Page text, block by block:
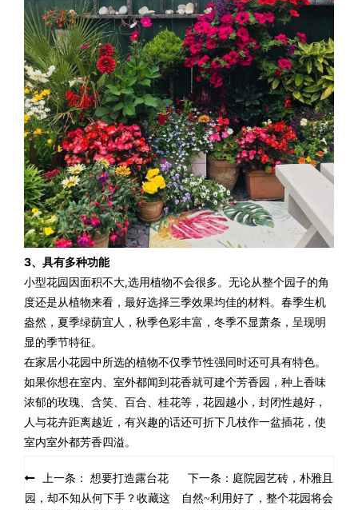
3、具有多种功能
小型花园因面积不大,选用植物不会很多。无论从整个园子的角
度还是从植物来看，最好选择三季效果均佳的材料。春季生机
盎然，夏季绿荫宜人，秋季色彩丰富，冬季不显萧条，呈现明
显的季节特征。
在家居小花园中所选的植物不仅季节性强同时还可具有特色。
如果你想在室内、室外都闻到花香就可建个芳香园，种上香味
浓郁的玫瑰、含笑、百合、桂花等，花园越小，封闭性越好，
人与花卉距离越近，有兴趣的话还可折下几枝作一盆插花，使
室内室外都芳香四溢。
Post navigation
上一条： 想要打造露台花
园，却不知从何下手？收藏这
下一条：庭院园艺砖，朴雅且
自然~利用好了，整个花园将会